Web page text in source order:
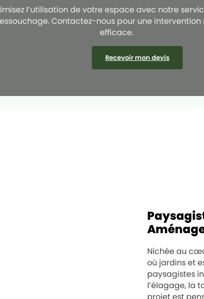
l’utilisation de votre espace avec notre
Contactez-nous pour une
efficace.
Recevoir mon devis
Nichée au
où jardins et
paysagistes
l’élagage, la